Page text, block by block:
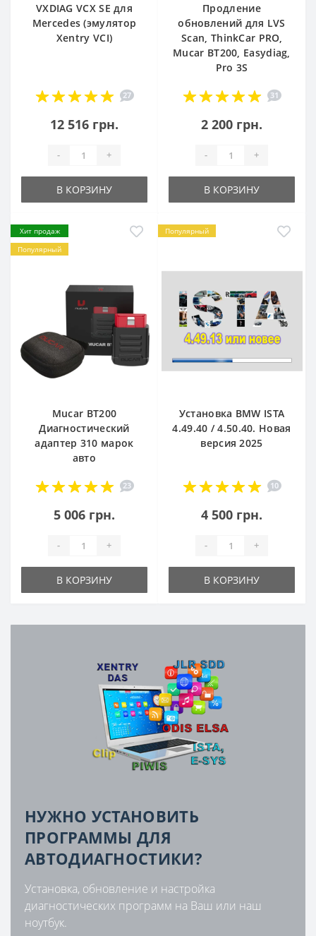
VXDIAG VCX SE для
Mercedes (эмулятор
Xentry VCI)
27
12 516 грн.
- +
В КОРЗИНУ
Продление
обновлений для LVS
Scan, ThinkCar PRO,
Mucar BT200, Easydiag,
Pro 3S
31
2 200 грн.
- +
В КОРЗИНУ
Хит продаж
Популярный
Mucar BT200
Диагностический
адаптер 310 марок
авто
23
5 006 грн.
- +
В КОРЗИНУ
Популярный
Установка BMW ISTA
4.49.40 / 4.50.40. Новая
версия 2025
10
4 500 грн.
- +
В КОРЗИНУ
НУЖНО УСТАНОВИТЬ
ПРОГРАММЫ ДЛЯ
АВТОДИАГНОСТИКИ?
Установка, обновление и настройка
диагностических программ на Ваш или наш
ноутбук.